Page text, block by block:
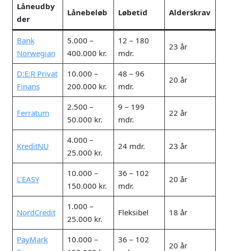
Låneudby
der
Lånebeløb Løbetid Alderskrav
Bank
Norwegian
5.000 –
400.000 kr.
12 – 180
mdr.
23 år
D:E:R Privat
Finans
10.000 –
200.000 kr.
48 – 96
mdr.
20 år
Ferratum
2.500 –
50.000 kr.
9 – 199
mdr.
22 år
KreditNU
4.000 –
25.000 kr.
24 mdr. 23 år
L’EASY
10.000 –
150.000 kr.
36 – 102
mdr.
20 år
NordCredit
1.000 –
25.000 kr.
Fleksibel 18 år
PayMark
10.000 –
36 – 102
20 år